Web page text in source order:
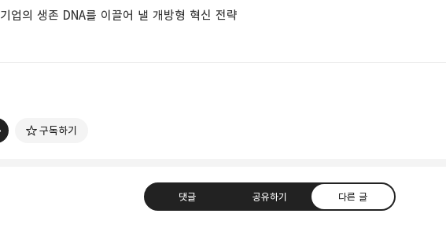
기업의 생존 DNA를 이끌어 낼 개방형 혁신 전략
구독하기
댓글 공유하기 다른 글